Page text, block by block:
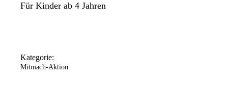
Für Kinder ab 4 Jahren
Kategorie:
Mitmach-Aktion